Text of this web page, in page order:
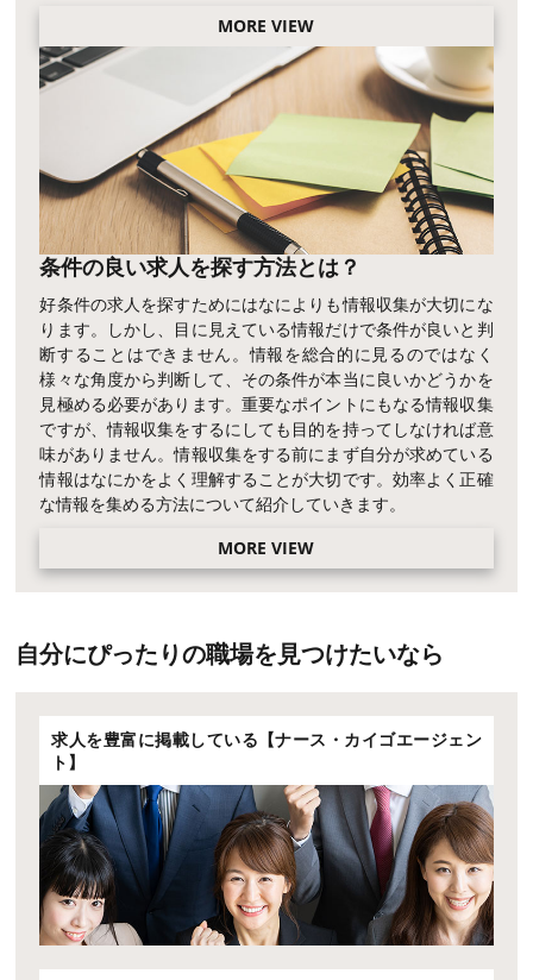
MORE VIEW
条件の良い求人を探す方法とは？
好条件の求人を探すためにはなによりも情報収集が大切にな
ります。しかし、目に見えている情報だけで条件が良いと判
断することはできません。情報を総合的に見るのではなく
様々な角度から判断して、その条件が本当に良いかどうかを
見極める必要があります。重要なポイントにもなる情報収集
ですが、情報収集をするにしても目的を持ってしなければ意
味がありません。情報収集をする前にまず自分が求めている
情報はなにかをよく理解することが大切です。効率よく正確
な情報を集める方法について紹介していきます。
MORE VIEW
自分にぴったりの職場を見つけたいなら
求人を豊富に掲載している【ナース・カイゴエージェン
ト】